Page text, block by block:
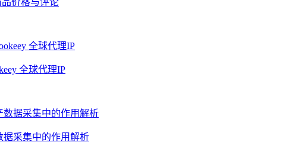
品价格与评论
全球代理IP
据采集中的作用解析